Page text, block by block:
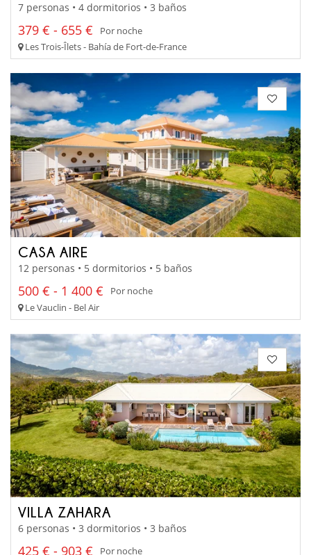
7 personas • 4 dormitorios • 3 baños
379 € - 655 €
Por noche
Les Trois-Îlets - Bahía de Fort-de-France
CASA AIRE
12 personas • 5 dormitorios • 5 baños
500 € - 1 400 €
Por noche
Le Vauclin - Bel Air
VILLA ZAHARA
6 personas • 3 dormitorios • 3 baños
425 € - 903 €
Por noche